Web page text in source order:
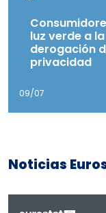
luz verde a
derogación
privacidad
09/07
Noticias